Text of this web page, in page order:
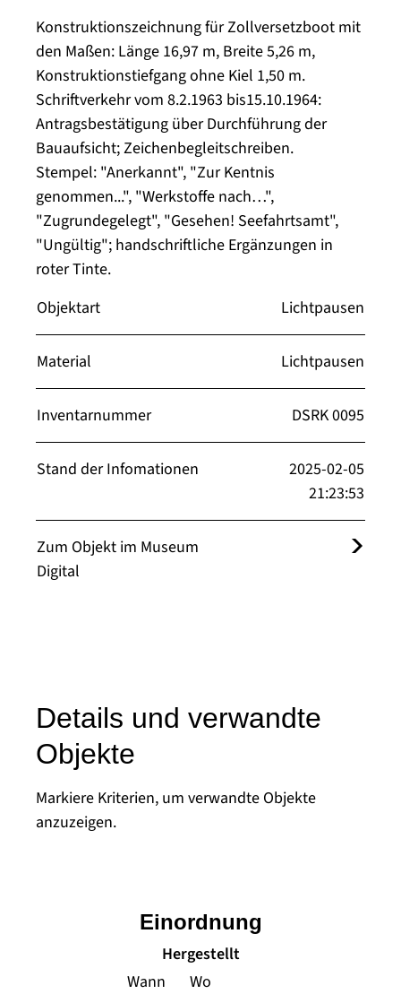
Konstruktionszeichnung für Zollversetzboot mit
den Maßen: Länge 16,97 m, Breite 5,26 m,
Konstruktionstiefgang ohne Kiel 1,50 m.
Schriftverkehr vom 8.2.1963 bis15.10.1964:
Antragsbestätigung über Durchführung der
Bauaufsicht; Zeichenbegleitschreiben.
Stempel: "Anerkannt", "Zur Kentnis
genommen...", "Werkstoffe nach…",
"Zugrundegelegt", "Gesehen! Seefahrtsamt",
"Ungültig"; handschriftliche Ergänzungen in
roter Tinte.
Objektart
Lichtpausen
Material Lichtpausen
Inventarnummer DSRK 0095
Stand der Infomationen
2025-02-05
21:23:53
Zum Objekt im Museum
Digital
Details und verwandte
Objekte
Markiere Kriterien, um verwandte Objekte
anzuzeigen.
Hergestellt
Wann
Wo
Einordnung